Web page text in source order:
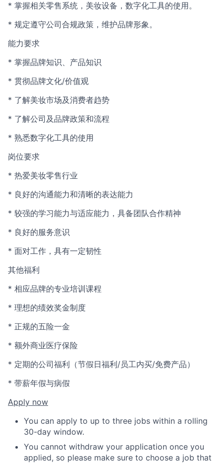
* 掌握相关零售系统，美妆设备，数字化工具的使用。
* 规定遵守公司合规政策，维护品牌形象。
能力要求
* 掌握品牌知识、产品知识
* 贯彻品牌文化/价值观
* 了解美妆市场及消费者趋势
* 了解公司及品牌政策和流程
* 熟悉数字化工具的使用
岗位要求
* 热爱美妆零售行业
* 良好的沟通能力和清晰的表达能力
* 较强的学习能力与适应能力，具备团队合作精神
* 良好的服务意识
* 面对工作，具有一定韧性
其他福利
* 相应品牌的专业培训课程
* 理想的绩效奖金制度
* 正规的五险一金
* 额外商业医疗保险
* 定期的公司福利（节假日福利/员工内买/免费产品）
* 带薪年假与病假
Apply now
You can apply to up to three jobs within a rolling
30-day window.
You cannot withdraw your application once you
applied, so please make sure to choose a job that